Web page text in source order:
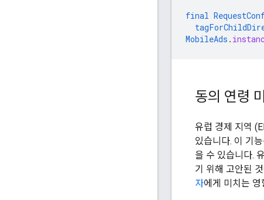
final
MobileAds .
동의 연령
유럽 경제 지역
있습니다. 이 기
을 수 있습니다.
기 위해 고안된
자에게 미치는 영